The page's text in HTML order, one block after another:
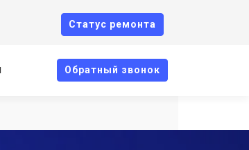
Cтатус ремонта
Oбратный звонок